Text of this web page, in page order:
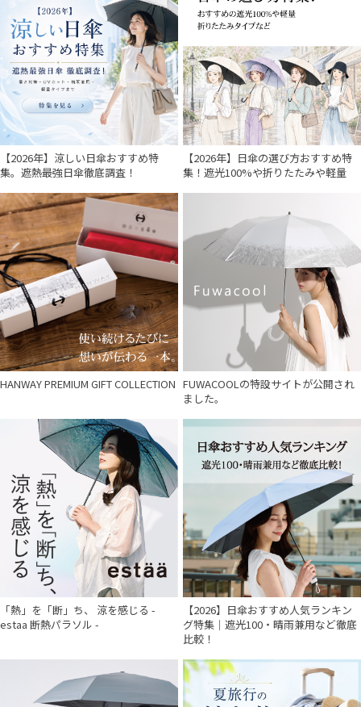
MAGICAL TECH
マジカルテック
miel
ミエル
mila schon
ミラ・ショーン
OTHER BRAND
PAUL&JOE ACCESSOIRES
ポールアンドジョー アクセソワ
POLO RALPH LAUREN
ポロ ラルフ ローレン
SWASH LONDON
スウォッシュロンドン
urawaza
傘機能
その他
カラー
【2026年】涼しい日傘おすすめ特
集。遮熱最強日傘徹底調査！
【2026年】日傘の選び方おすすめ特
集！遮光100%や折りたたみや軽量
HANWAY PREMIUM GIFT COLLECTION FUWACOOLの特設サイトが公開され
ました。
「熱」を「断」ち、 涼を感じる -
estaa 断熱パラソル -
【2026】日傘おすすめ人気ランキン
グ特集｜遮光100・晴雨兼用など徹底
比較！